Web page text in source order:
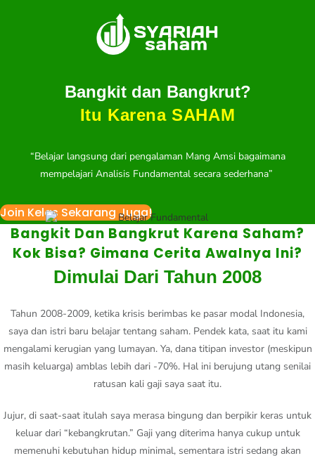
Bangkit dan Bangkrut?
Itu Karena SAHAM
“Belajar langsung dari pengalaman Mang Amsi bagaimana
mempelajari Analisis Fundamental secara sederhana”
Join Kelas Sekarang Juga!
Bangkit Dan Bangkrut Karena Saham?
Kok Bisa? Gimana Cerita Awalnya Ini?
Dimulai Dari Tahun 2008
Tahun 2008-2009, ketika krisis berimbas ke pasar modal Indonesia,
saya dan istri baru belajar tentang saham. Pendek kata, saat itu kami
mengalami kerugian yang lumayan. Ya, dana titipan investor (meskipun
masih keluarga) amblas lebih dari -70%. Hal ini berujung utang senilai
ratusan kali gaji saya saat itu.
Jujur, di saat-saat itulah saya merasa bingung dan berpikir keras untuk
keluar dari “kebangkrutan.” Gaji yang diterima hanya cukup untuk
memenuhi kebutuhan hidup minimal, sementara istri sedang akan